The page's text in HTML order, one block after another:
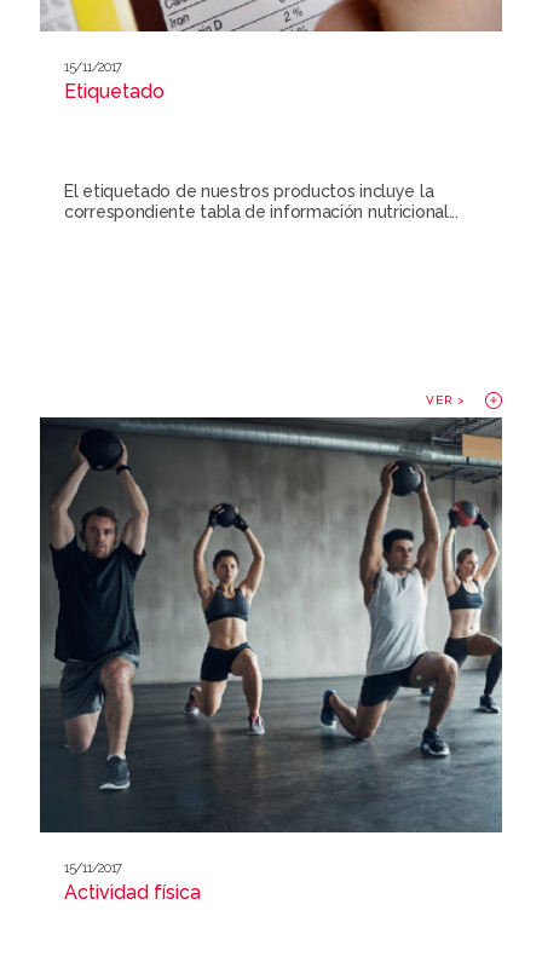
15/11/2017
Etiquetado
El etiquetado de nuestros productos incluye la
correspondiente tabla de información nutricional...
VER >
15/11/2017
Actividad física